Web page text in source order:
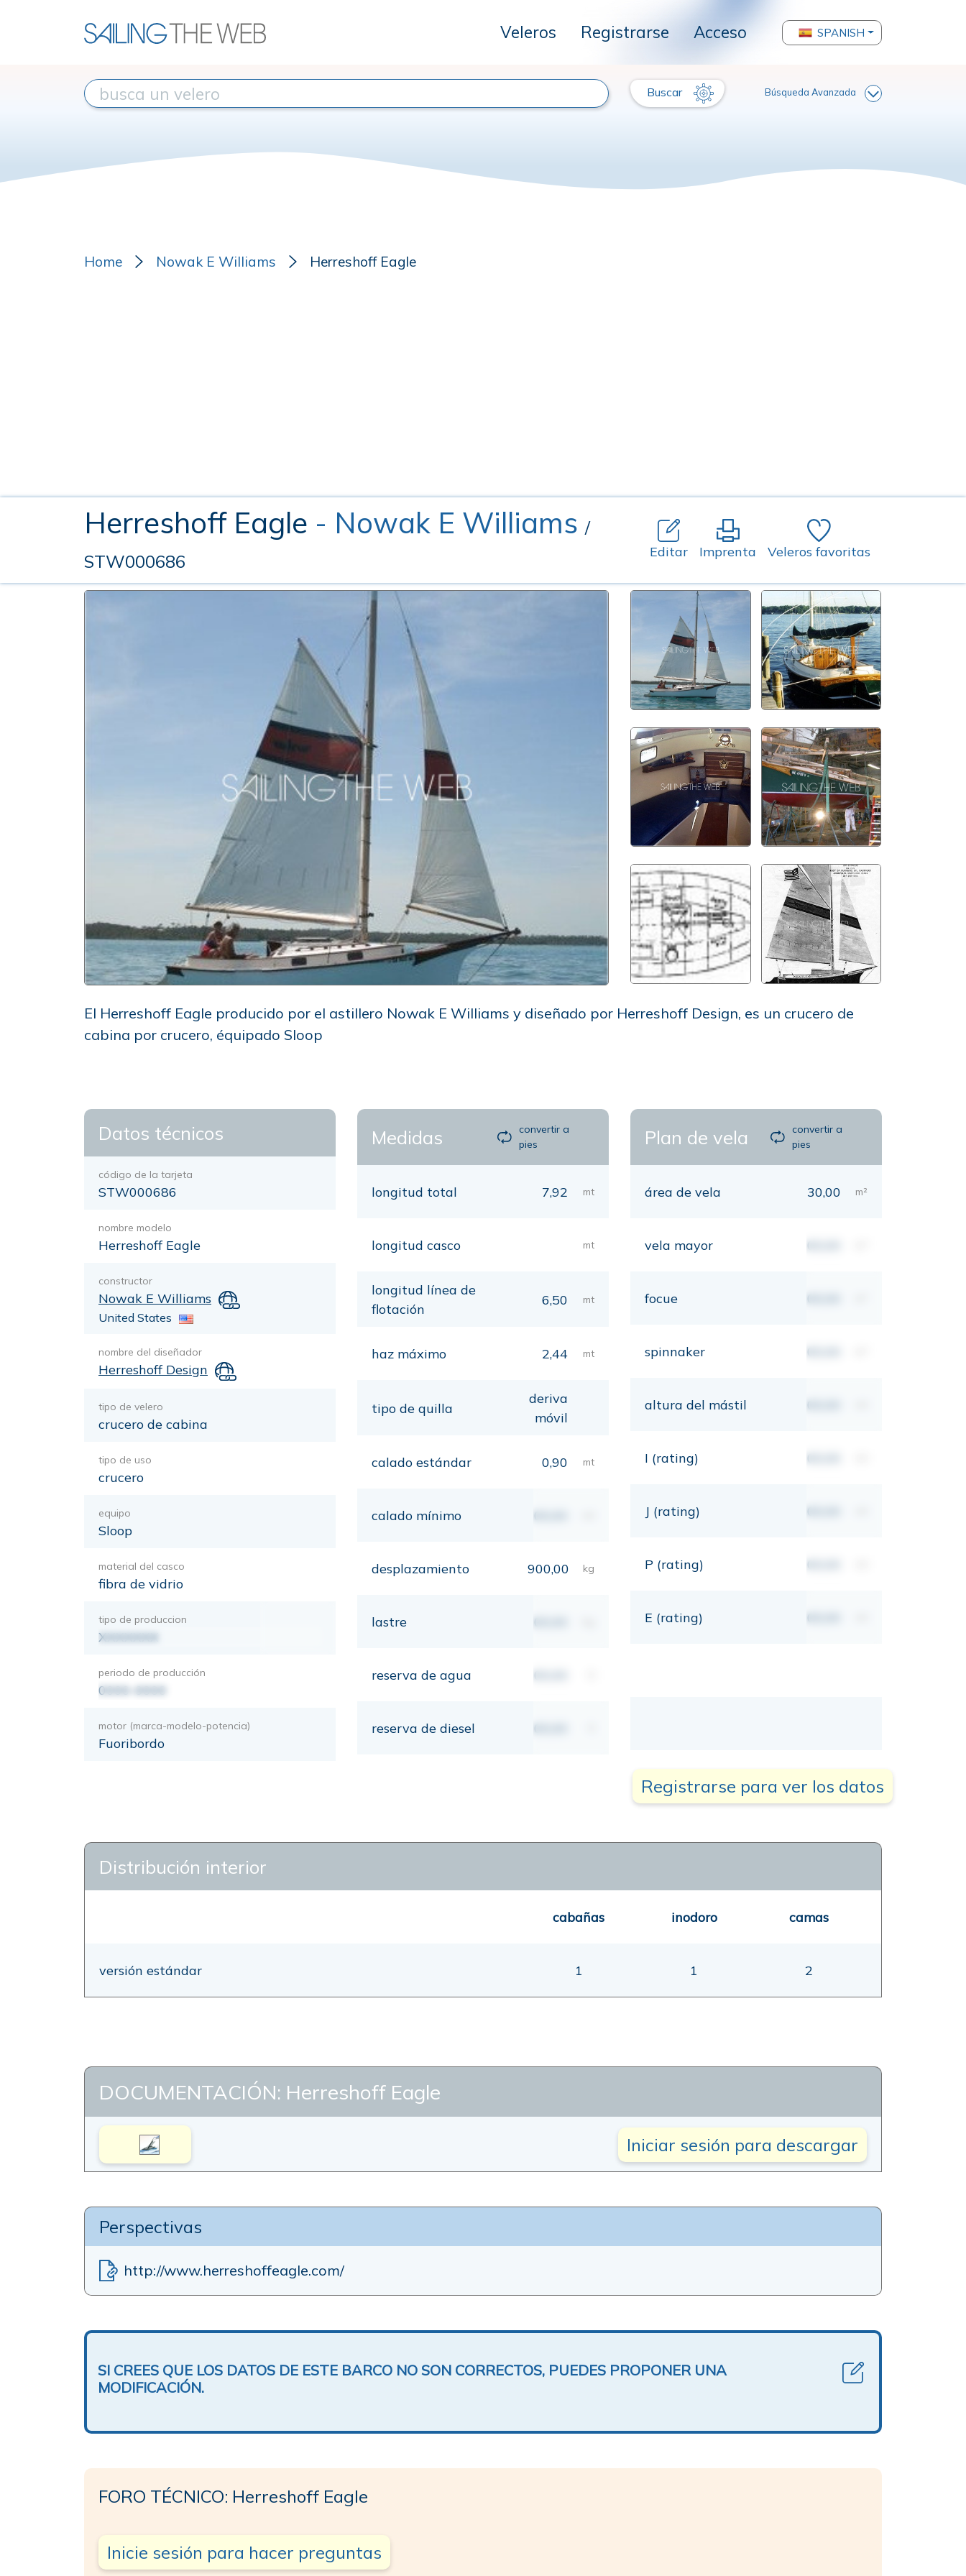
Veleros Registrarse Acceso SPANISH
Buscar Búsqueda Avanzada
Home Nowak E Williams Herreshoff Eagle
Herreshoff Eagle - Nowak E Williams /
STW000686
Editar Imprenta Veleros favoritas
El Herreshoff Eagle producido por el astillero Nowak E Williams y diseñado por Herreshoff Design, es un crucero de
cabina por crucero, équipado Sloop
Datos técnicos
código de la tarjeta
STW000686
nombre modelo
Herreshoff Eagle
constructor
Nowak E Williams
United States
nombre del diseñador
Herreshoff Design
tipo de velero
crucero de cabina
tipo de uso
crucero
equipo
Sloop
material del casco
fibra de vidrio
tipo de produccion
XXXXXXX
periodo de producción
0000-0000
motor (marca-modelo-potencia)
Fuoribordo
Medidas
convertir a
pies
longitud total 7,92 mt
longitud casco mt
longitud línea de
flotación
6,50 mt
haz máximo 2,44 mt
tipo de quilla
deriva
móvil
calado estándar 0,90 mt
calado mínimo 00,00
desplazamiento 900,00 kg
lastre 00,00
reserva de agua 00,00
reserva de diesel 00,00
Plan de vela
convertir a
pies
área de vela 30,00 m²
vela mayor 00,00
focue 00,00
spinnaker 00,00
altura del mástil 00,00
I (rating) 00,00
J (rating) 00,00
P (rating) 00,00
E (rating) 00,00
Registrarse para ver los datos
Distribución interior
cabañas inodoro camas
versión estándar 1 1 2
DOCUMENTACIÓN: Herreshoff Eagle
Iniciar sesión para descargar
Perspectivas
http://www.herreshoffeagle.com/
SI CREES QUE LOS DATOS DE ESTE BARCO NO SON CORRECTOS, PUEDES PROPONER UNA
MODIFICACIÓN.
FORO TÉCNICO: Herreshoff Eagle
Inicie sesión para hacer preguntas